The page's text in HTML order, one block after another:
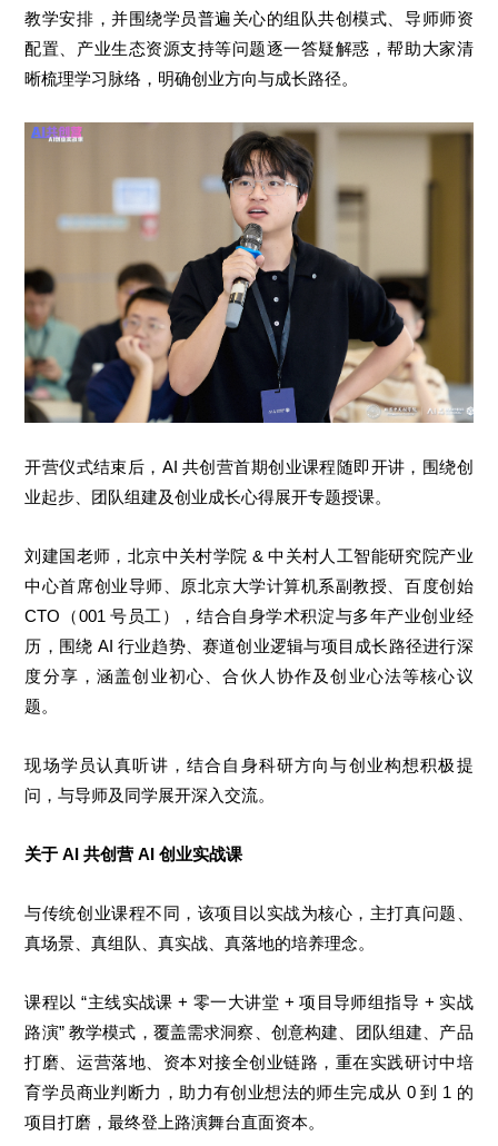
教学安排，并围绕学员普遍关心的组队共创模式、导师师资
配置、产业生态资源支持等问题逐一答疑解惑，帮助大家清
晰梳理学习脉络，明确创业方向与成长路径。
开营仪式结束后，AI 共创营首期创业课程随即开讲，围绕创
业起步、团队组建及创业成长心得展开专题授课。
刘建国老师，北京中关村学院 & 中关村人工智能研究院产业
中心首席创业导师、原北京大学计算机系副教授、百度创始
CTO（001 号员工），结合自身学术积淀与多年产业创业经
历，围绕 AI 行业趋势、赛道创业逻辑与项目成长路径进行深
度分享，涵盖创业初心、合伙人协作及创业心法等核心议
题。
现场学员认真听讲，结合自身科研方向与创业构想积极提
问，与导师及同学展开深入交流。
关于 AI 共创营 AI 创业实战课
与传统创业课程不同，该项目以实战为核心，主打真问题、
真场景、真组队、真实战、真落地的培养理念。
课程以 “主线实战课 + 零一大讲堂 + 项目导师组指导 + 实战
路演” 教学模式，覆盖需求洞察、创意构建、团队组建、产品
打磨、运营落地、资本对接全创业链路，重在实践研讨中培
育学员商业判断力，助力有创业想法的师生完成从 0 到 1 的
项目打磨，最终登上路演舞台直面资本。